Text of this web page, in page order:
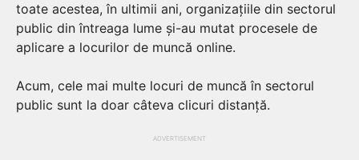
toate acestea, în ultimii ani, organizațiile din sectorul
public din întreaga lume și-au mutat procesele de
aplicare a locurilor de muncă online.
Acum, cele mai multe locuri de muncă în sectorul
public sunt la doar câteva clicuri distanță.
ADVERTISEMENT